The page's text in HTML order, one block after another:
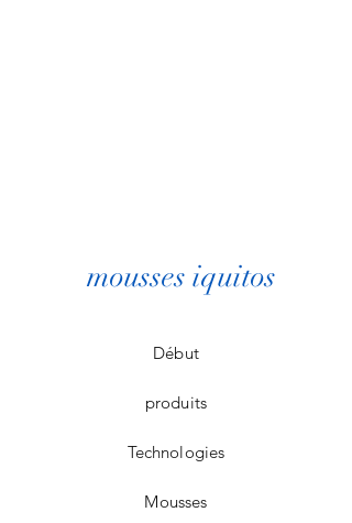
mousses iquitos
Début
produits
Technologies
Mousses